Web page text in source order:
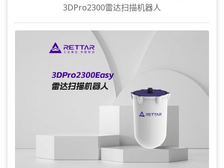
3DPro2300雷达扫描机器人